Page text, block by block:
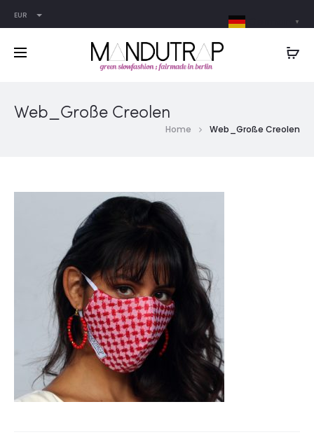
EUR
Web_Große Creolen
Home Web_Große Creolen
▼